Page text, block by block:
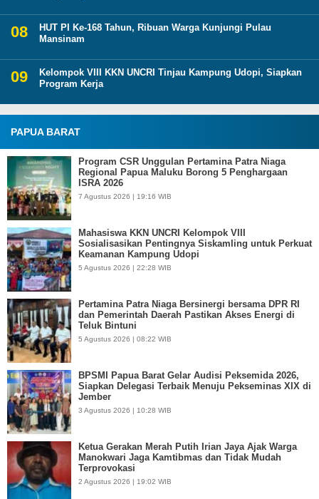
HUT PI Ke-168 Tahun, Ribuan Warga Kunjungi Pulau
Mansinam
Kelompok VIII KKN UNCRI Tinjau Kampung Udopi, Siapkan
Program Kerja
PAPUA BARAT
Program CSR Unggulan Pertamina Patra Niaga
Regional Papua Maluku Borong 5 Penghargaan
ISRA 2026
7 Agustus 2026 | 19:16 WIB
Mahasiswa KKN UNCRI Kelompok VIII
Sosialisasikan Pentingnya Siskamling untuk Perkuat
Keamanan Kampung Udopi
5 Agustus 2026 | 22:28 WIB
Pertamina Patra Niaga Bersinergi bersama DPR RI
dan Pemerintah Daerah Pastikan Akses Energi di
Teluk Bintuni
5 Agustus 2026 | 08:22 WIB
BPSMI Papua Barat Gelar Audisi Peksemida 2026,
Siapkan Delegasi Terbaik Menuju Pekseminas XIX di
Jember
3 Agustus 2026 | 10:28 WIB
Ketua Gerakan Merah Putih Irian Jaya Ajak Warga
Manokwari Jaga Kamtibmas dan Tidak Mudah
Terprovokasi
2 Agustus 2026 | 19:02 WIB